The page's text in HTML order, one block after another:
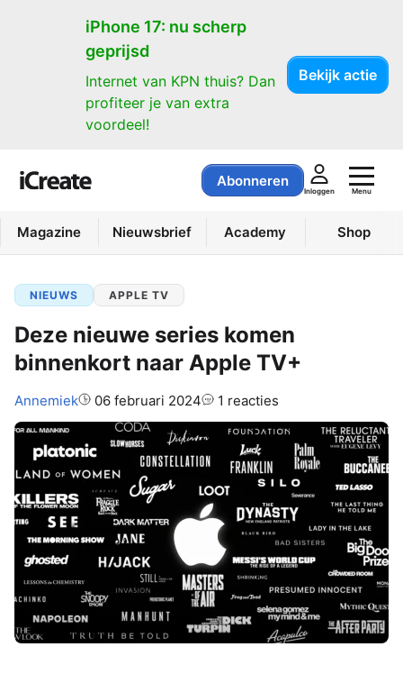
iPhone 17: nu scherp
geprijsd
Internet van KPN thuis? Dan
profiteer je van extra
voordeel!
Bekijk actie
Abonneren
Inloggen Menu
Magazine Nieuwsbrief Academy Shop
NIEUWS APPLE TV
Deze nieuwe series komen
binnenkort naar Apple TV+
Auteur:
Annemiek 06 februari 2024 1 reacties